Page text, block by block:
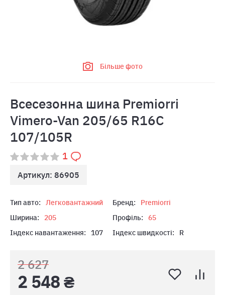
Більше фото
Всесезонна шина Premiorri
Vimero-Van 205/65 R16C
107/105R
1
Артикул: 86905
Тип авто: Легковантажний Бренд:
Premiorri
Ширина:
205 Профіль:
65
Індекс навантаження:
107 Індекс швидкості: R
2 627
2 548 ₴